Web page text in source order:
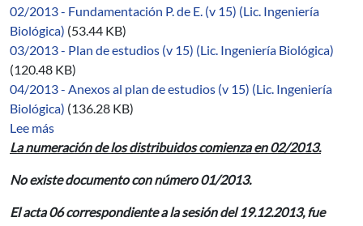
02/2013 - Fundamentación P. de E. (v 15) (Lic. Ingeniería
Biológica) (53.44 KB)
03/2013 - Plan de estudios (v 15) (Lic. Ingeniería Biológica)
(120.48 KB)
04/2013 - Anexos al plan de estudios (v 15) (Lic. Ingeniería
Biológica) (136.28 KB)
Lee más
La numeración de los distribuidos comienza en 02/2013.
No existe documento con número 01/2013.
El acta 06 correspondiente a la sesión del 19.12.2013, fue